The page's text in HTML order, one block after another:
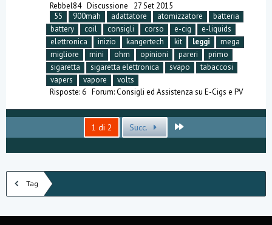
Rebbel84 Discussione
27 Set 2015
55
900mah adattatore atomizzatore
batteria
battery
coil consigli corso e-cig
e-liquids
elettronica
inizio kangertech kit leggi
mega
migliore
mini ohm opinioni pareri
primo
sigaretta
sigaretta elettronica svapo
tabaccosi
vapers
vapore
volts
Risposte: 6 Forum:Consigli ed Assistenza su E-Cigs e PV
1 di 2 Succ.
Tag